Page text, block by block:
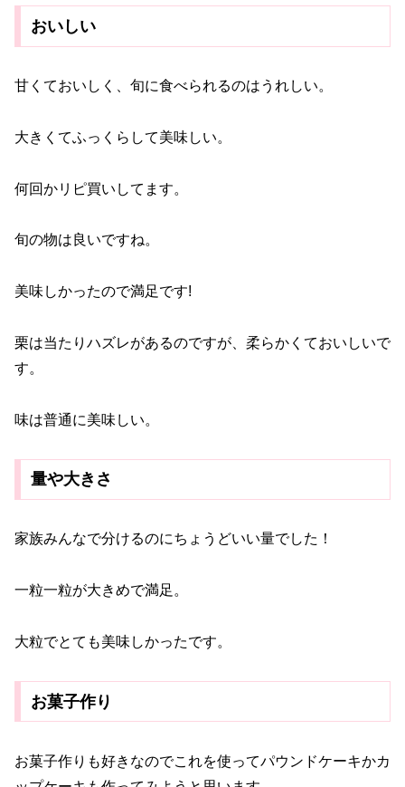
おいしい
甘くておいしく、旬に食べられるのはうれしい。
大きくてふっくらして美味しい。
何回かリピ買いしてます。
旬の物は良いですね。
美味しかったので満足です!
栗は当たりハズレがあるのですが、柔らかくておいしいで
す。
味は普通に美味しい。
量や大きさ
家族みんなで分けるのにちょうどいい量でした！
一粒一粒が大きめで満足。
大粒でとても美味しかったです。
お菓子作り
お菓子作りも好きなのでこれを使ってパウンドケーキかカ